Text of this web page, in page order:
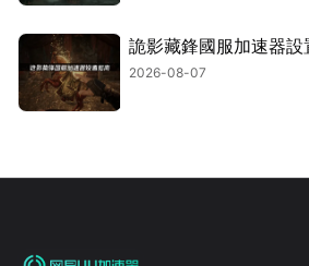
詭影藏鋒國服加速器設
2026-08-07